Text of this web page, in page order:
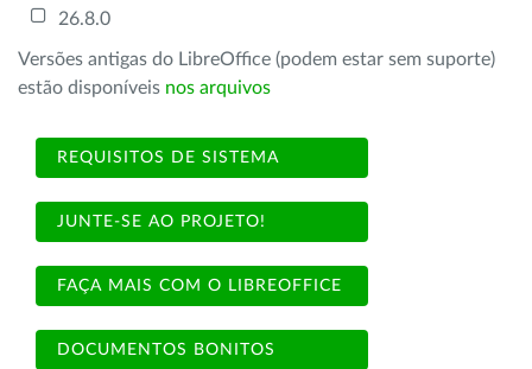
26.8.0
Versões antigas do LibreOffice (podem estar sem suporte)
estão disponíveis nos arquivos
REQUISITOS DE SISTEMA
JUNTE-SE AO PROJETO!
FAÇA MAIS COM O LIBREOFFICE
DOCUMENTOS BONITOS